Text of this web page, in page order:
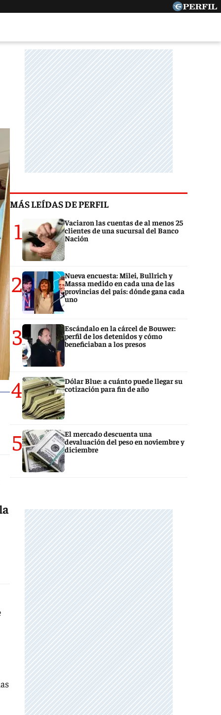
MÁS LEÍDAS DE PERFIL
1
Vaciaron las cuentas de al menos 25
clientes de una sucursal del Banco
Nación
2
Nueva encuesta: Milei, Bullrich y
Massa medido en cada una de las
provincias del país: dónde gana cada
uno
3
Escándalo en la cárcel de Bouwer:
perfil de los detenidos y cómo
beneficiaban a los presos
4
Dólar Blue: a cuánto puede llegar su
cotización para fin de año
5
El mercado descuenta una
devaluación del peso en noviembre y
diciembre